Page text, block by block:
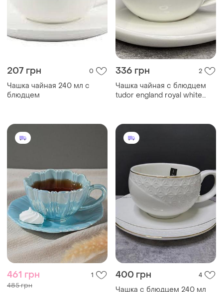
207 грн 0
Чашка чайная 240 мл с
блюдцем
336 грн 2
Чашка чайная с блюдцем
tudor england royal white
461 грн 1
485 грн
400 грн 4
Чашка с блюдцем 240 мл